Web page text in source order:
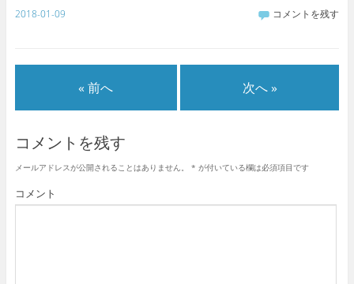
2018-01-09 コメントを残す
« 前へ 次へ »
コメントを残す
メールアドレスが公開されることはありません。 * が付いている欄は必須項目です
コメント